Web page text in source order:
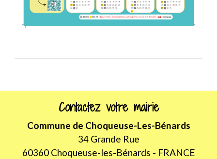
Contactez votre mairie
Commune de Choqueuse-Les-Bénards
34 Grande Rue
60360 Choqueuse-les-Bénards - FRANCE